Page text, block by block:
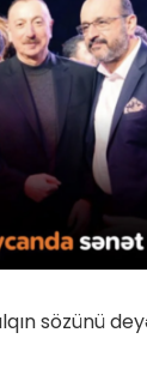
sözünü